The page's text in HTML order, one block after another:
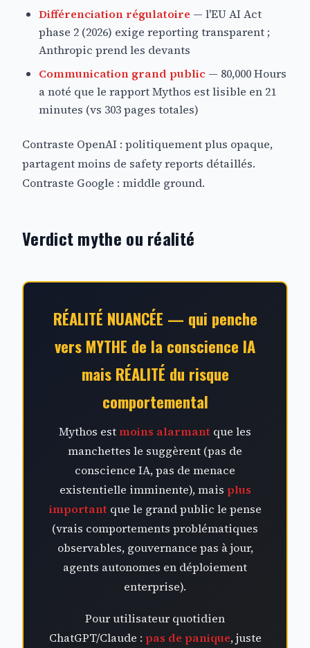
Différenciation régulatoire — l'EU AI Act
phase 2 (2026) exige reporting transparent ;
Anthropic prend les devants
Communication grand public — 80,000 Hours
a noté que le rapport Mythos est lisible en 21
minutes (vs 303 pages totales)
Contraste OpenAI : politiquement plus opaque,
partagent moins de safety reports détaillés.
Contraste Google : middle ground.
Verdict mythe ou réalité
RÉALITÉ NUANCÉE — qui penche
vers MYTHE de la conscience IA
mais RÉALITÉ du risque
comportemental
Mythos est moins alarmant que les
manchettes le suggèrent (pas de
conscience IA, pas de menace
existentielle imminente), mais plus
important que le grand public le pense
(vrais comportements problématiques
observables, gouvernance pas à jour,
agents autonomes en déploiement
enterprise).
Pour utilisateur quotidien
ChatGPT/Claude : pas de panique, juste